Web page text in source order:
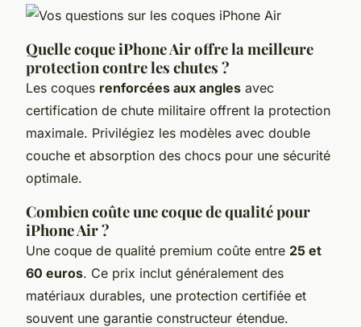
Quelle coque iPhone Air offre la meilleure
protection contre les chutes ?
Les coques renforcées aux angles avec
certification de chute militaire offrent la protection
maximale. Privilégiez les modèles avec double
couche et absorption des chocs pour une sécurité
optimale.
Combien coûte une coque de qualité pour
iPhone Air ?
Une coque de qualité premium coûte entre 25 et
60 euros. Ce prix inclut généralement des
matériaux durables, une protection certifiée et
souvent une garantie constructeur étendue.